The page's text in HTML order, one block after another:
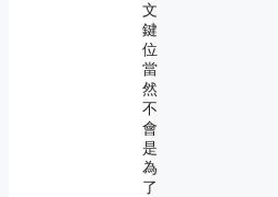
文
鍵
位
當
然
不
會
是
為
了